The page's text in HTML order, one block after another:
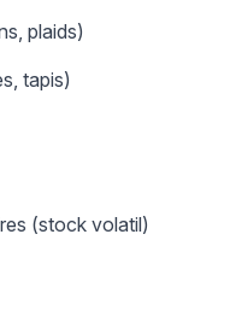
plaids)
tapis)
(stock volatil)